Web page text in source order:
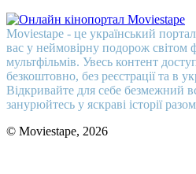
Moviestape - це український
вас у неймовірну подорож світом
мультфільмів. Увесь контент
безкоштовно, без реєстрації та в
Відкривайте для себе безмежний
занурюйтесь у яскраві історії
© Moviestape, 2026